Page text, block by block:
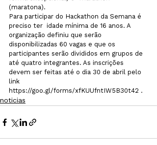
(maratona).
Para participar do Hackathon da Semana é
preciso ter  idade mínima de 16 anos. A
organização definiu que serão
disponibilizadas 60 vagas e que os
participantes serão divididos em grupos de
até quatro integrantes. As inscrições
devem ser feitas até o dia 30 de abril pelo
link
https://goo.gl/forms/xfKUUfntIW5B30t42 .
noticias